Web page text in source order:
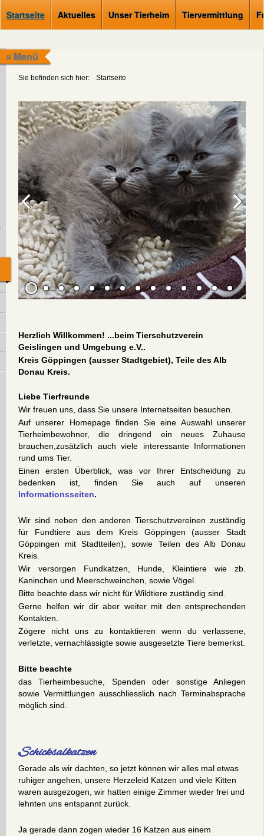
Startseite Aktuelles Unser Tierheim Tiervermittlung
≡ Menü
Sie befinden sich hier: Startseite
Herzlich Willkommen! ...beim Tierschutzverein
Geislingen und Umgebung e.V..
Kreis Göppingen (ausser Stadtgebiet), Teile des Alb
Donau Kreis.
Liebe Tierfreunde
Wir freuen uns, dass Sie unsere Internetseiten besuchen.
Auf unserer Homepage finden Sie eine Auswahl unserer
Tierheimbewohner, die dringend ein neues Zuhause
brauchen, zusätzlich auch viele interessante Informationen
rund ums Tier.
Einen ersten Überblick, was vor Ihrer Entscheidung zu
bedenken ist, finden Sie auch auf unseren
Informationsseiten.
Wir sind neben den anderen Tierschutzvereinen zuständig
für Fundtiere aus dem Kreis Göppingen (ausser Stadt
Göppingen mit Stadtteilen), sowie Teilen des Alb Donau
Kreis.
Wir versorgen Fundkatzen, Hunde, Kleintiere wie zb.
Kaninchen und Meerschweinchen, sowie Vögel.
Bitte beachte dass wir nicht für Wildtiere zuständig sind.
Gerne helfen wir dir aber weiter mit den entsprechenden
Kontakten.
Zögere nicht uns zu kontaktieren wenn du verlassene,
verletzte, vernachlässigte sowie ausgesetzte Tiere bemerkst.
Bitte beachte
das Tierheimbesuche, Spenden oder sonstige Anliegen
sowie Vermittlungen ausschliesslich nach Terminabsprache
möglich sind.
Schicksalkatzen
Gerade als wir dachten, so jetzt können wir alles mal etwas
ruhiger angehen, unsere Herzeleid Katzen und viele Kitten
waren ausgezogen, wir hatten einige Zimmer wieder frei und
lehnten uns entspannt zurück.
Ja gerade dann zogen wieder 16 Katzen aus einem